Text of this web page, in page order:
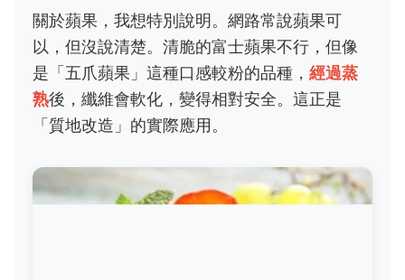
關於蘋果，我想特別說明。網路常說蘋果可
以，但沒說清楚。清脆的富士蘋果不行，但像
是「五爪蘋果」這種口感較粉的品種， 經過蒸
熟後，纖維會軟化，變得相對安全。這正是
「質地改造」的實際應用。